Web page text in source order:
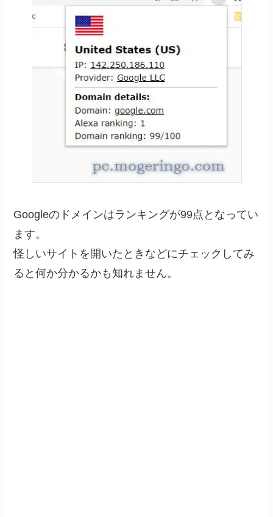
Googleのドメインはランキングが99点となってい
ます。
怪しいサイトを開いたときなどにチェックしてみ
ると何か分かるかも知れません。